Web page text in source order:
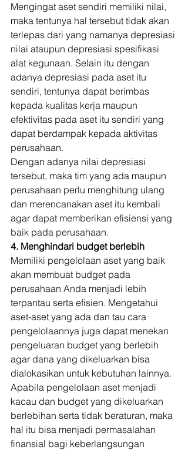
Mengingat aset sendiri memiliki nilai,
maka tentunya hal tersebut tidak akan
terlepas dari yang namanya depresiasi
nilai ataupun depresiasi spesifikasi
alat kegunaan. Selain itu dengan
adanya depresiasi pada aset itu
sendiri, tentunya dapat berimbas
kepada kualitas kerja maupun
efektivitas pada aset itu sendiri yang
dapat berdampak kepada aktivitas
perusahaan.
Dengan adanya nilai depresiasi
tersebut, maka tim yang ada maupun
perusahaan perlu menghitung ulang
dan merencanakan aset itu kembali
agar dapat memberikan efisiensi yang
baik pada perusahaan.
4. Menghindari budget berlebih
Memiliki pengelolaan aset yang baik
akan membuat budget pada
perusahaan Anda menjadi lebih
terpantau serta efisien. Mengetahui
aset-aset yang ada dan tau cara
pengelolaannya juga dapat menekan
pengeluaran budget yang berlebih
agar dana yang dikeluarkan bisa
dialokasikan untuk kebutuhan lainnya.
Apabila pengelolaan aset menjadi
kacau dan budget yang dikeluarkan
berlebihan serta tidak beraturan, maka
hal itu bisa menjadi permasalahan
finansial bagi keberlangsungan